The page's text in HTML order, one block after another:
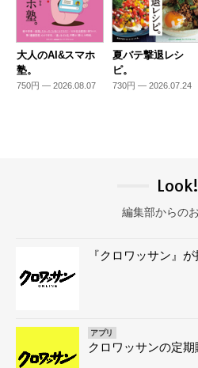
大人のAI&スマホ
塾。
750円 — 2026.08.07
夏バテ撃退レシ
ピ。
730円 — 2026.07.24
Look!
編集部からの
『クロワッサン』
アプリ
クロワッサンの定期